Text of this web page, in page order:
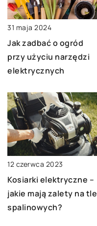
31 maja 2024
Jak zadbać o ogród
przy użyciu narzędzi
elektrycznych
12 czerwca 2023
Kosiarki elektryczne –
jakie mają zalety na tle
spalinowych?